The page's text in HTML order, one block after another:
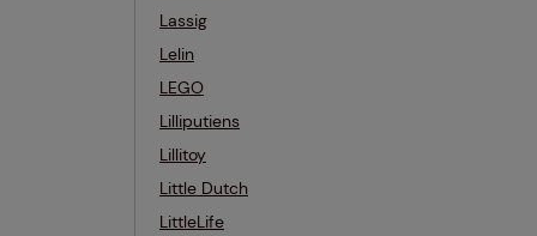
Lassig
Lelin
LEGO
Lilliputiens
Lillitoy
Little Dutch
LittleLife